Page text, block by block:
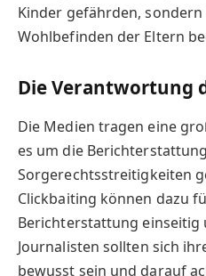
Kinder gefährden, sondern
Wohlbefinden der Eltern
Die Verantwortung
Die Medien tragen eine
es um die
Sorgerechtsstreitigkeiten
Clickbaiting können dazu
Berichterstattung einseitig
Journalisten sollten sich
bewusst sein und darauf